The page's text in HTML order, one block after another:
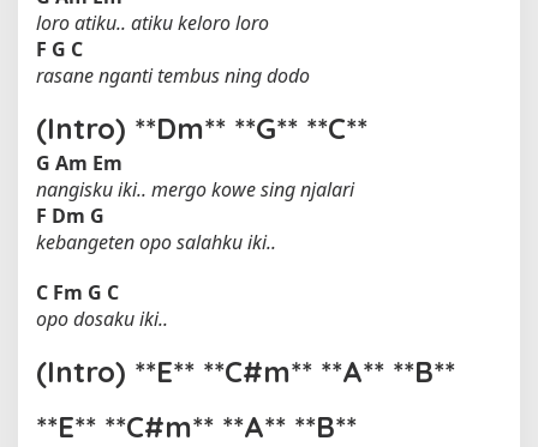
loro atiku.. atiku keloro loro
F G C
rasane nganti tembus ning dodo
(Intro) **Dm** **G** **C**
G Am Em
nangisku iki.. mergo kowe sing njalari
F Dm G
kebangeten opo salahku iki..
C Fm G C
opo dosaku iki..
(Intro) **E** **C#m** **A** **B**
**E** **C#m** **A** **B**